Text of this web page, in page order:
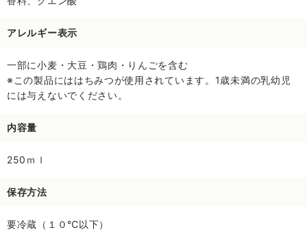
アレルギー表示
一部に小麦・大豆・鶏肉・りんごを含む
※この製品にははちみつが使用されています。1歳未満の乳幼児
には与えないでください。
内容量
250ｍｌ
保存方法
要冷蔵（１０℃以下）